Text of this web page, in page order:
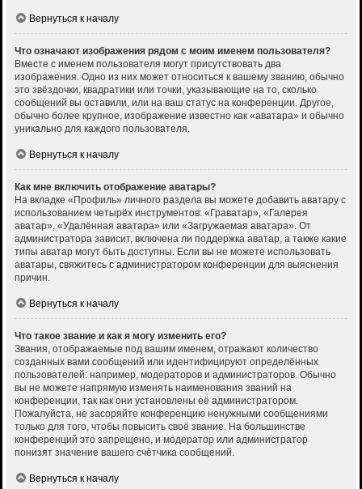
Вернуться к началу
Что означают изображения рядом с моим именем пользователя?
Вместе с именем пользователя могут присутствовать два
изображения. Одно из них может относиться к вашему званию, обычно
это звёздочки, квадратики или точки, указывающие на то, сколько
сообщений вы оставили, или на ваш статус на конференции. Другое,
обычно более крупное, изображение известно как «аватара» и обычно
уникально для каждого пользователя.
Вернуться к началу
Как мне включить отображение аватары?
На вкладке «Профиль» личного раздела вы можете добавить аватару с
использованием четырёх инструментов: «Граватар», «Галерея
аватар», «Удалённая аватара» или «Загружаемая аватара». От
администратора зависит, включена ли поддержка аватар, а также какие
типы аватар могут быть доступны. Если вы не можете использовать
аватары, свяжитесь с администратором конференции для выяснения
причин.
Вернуться к началу
Что такое звание и как я могу изменить его?
Звания, отображаемые под вашим именем, отражают количество
созданных вами сообщений или идентифицируют определённых
пользователей: например, модераторов и администраторов. Обычно
вы не можете напрямую изменять наименования званий на
конференции, так как они установлены её администратором.
Пожалуйста, не засоряйте конференцию ненужными сообщениями
только для того, чтобы повысить своё звание. На большинстве
конференций это запрещено, и модератор или администратор
понизят значение вашего счётчика сообщений.
Вернуться к началу